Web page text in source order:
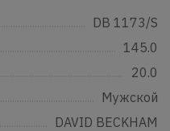
DB 1173/S
145.0
20.0
Мужской
DAVID BECKHAM